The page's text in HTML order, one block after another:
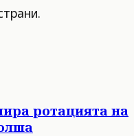
ротацията на